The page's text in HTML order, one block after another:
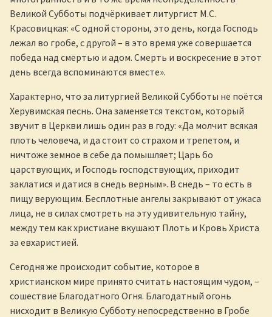
Великой Субботы подчёркивает литургист М.С.
Красовицкая: «С одной стороны, это день, когда Господь
лежал во гробе, с другой – в это время уже совершается
победа над смертью и адом. Смерть и воскресение в этот
день всегда вспоминаются вместе».
Характерно, что за литургией Великой Субботы не поётся
Херувимская песнь. Она заменяется текстом, который
звучит в Церкви лишь один раз в году: «Да молчит всякая
плоть человеча, и да стоит со страхом и трепетом, и
ничтоже земное в себе да помышляет; Царь бо
царствующих, и Господь господствующих, приходит
заклатися и датися в снедь верным». В снедь – то есть в
пищу верующим. Бесплотные ангелы закрывают от ужаса
лица, не в силах смотреть на эту удивительную тайну,
между тем как христиане вкушают Плоть и Кровь Христа
за евхаристией.
Сегодня же происходит событие, которое в
христианском мире принято считать настоящим чудом, –
сошествие Благодатного Огня. Благодатный огонь
нисходит в Великую Субботу непосредственно в Гробе